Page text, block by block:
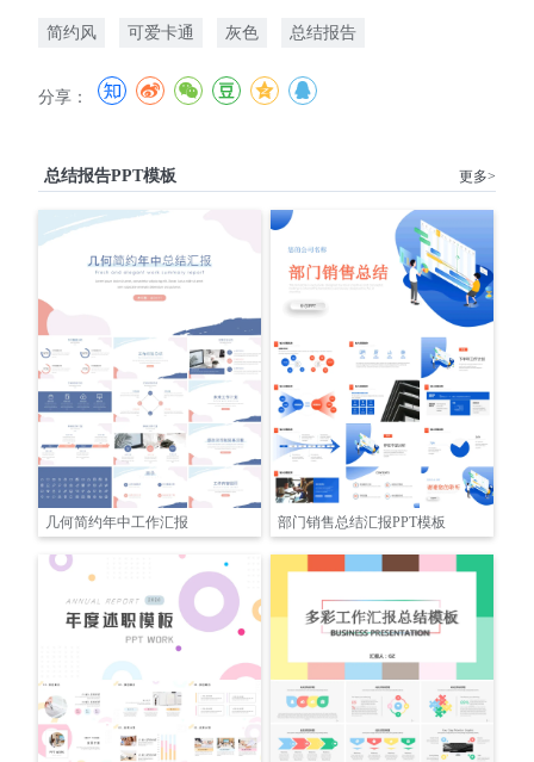
简约风 可爱卡通 灰色 总结报告
分享：
总结报告PPT模板 更多>
几何简约年中工作汇报 部门销售总结汇报PPT模板